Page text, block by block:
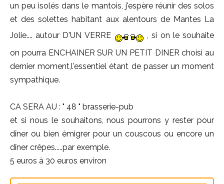
un peu isolés dans le mantois, j'espère réunir des solos
et des solettes habitant aux alentours de Mantes La
Jolie.... autour D'UN VERRE
, si on le souhaite
on pourra ENCHAINER SUR UN PETIT DINER choisi au
dernier moment,l'essentiel étant de passer un moment
sympathique.
CA SERA AU : " 48 " brasserie-pub
et si nous le souhaitons, nous pourrons y rester pour
dîner ou bien émigrer pour un couscous ou encore un
dîner crêpes.....par exemple.
5 euros à 30 euros environ